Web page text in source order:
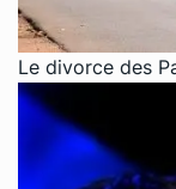
Le divorce des